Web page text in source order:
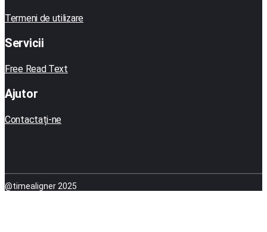
Termeni de utilizare
Servicii
Free Read Text
Ajutor
Contactați-ne
@timealigner 2025